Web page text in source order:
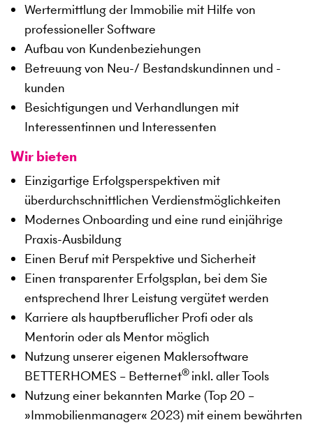
Wertermittlung der Immobilie mit Hilfe von
professioneller Software
Aufbau von Kundenbeziehungen
Betreuung von Neu-/ Bestandskundinnen und -
kunden
Besichtigungen und Verhandlungen mit
Interessentinnen und Interessenten
Wir bieten
Einzigartige Erfolgsperspektiven mit
überdurchschnittlichen Verdienstmöglichkeiten
Modernes Onboarding und eine rund einjährige
Praxis-Ausbildung
Einen Beruf mit Perspektive und Sicherheit
Einen transparenter Erfolgsplan, bei dem Sie
entsprechend Ihrer Leistung vergütet werden
Karriere als hauptberuflicher Profi oder als
Mentorin oder als Mentor möglich
Nutzung unserer eigenen Maklersoftware
BETTERHOMES – Betternet® inkl. aller Tools
Nutzung einer bekannten Marke (Top 20 –
»Immobilienmanager« 2023) mit einem bewährten